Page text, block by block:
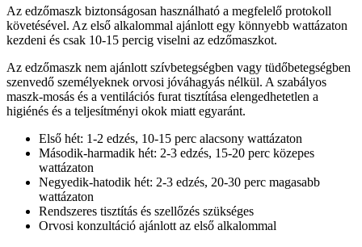
Az edzőmaszk biztonságosan használható a megfelelő protokoll
követésével. Az első alkalommal ajánlott egy könnyebb wattázaton
kezdeni és csak 10-15 percig viselni az edzőmaszkot.
Az edzőmaszk nem ajánlott szívbetegségben vagy tüdőbetegségben
szenvedő személyeknek orvosi jóváhagyás nélkül. A szabályos
maszk-mosás és a ventilációs furat tisztítása elengedhetetlen a
higiénés és a teljesítményi okok miatt egyaránt.
Első hét: 1-2 edzés, 10-15 perc alacsony wattázaton
Második-harmadik hét: 2-3 edzés, 15-20 perc közepes
wattázaton
Negyedik-hatodik hét: 2-3 edzés, 20-30 perc magasabb
wattázaton
Rendszeres tisztítás és szellőzés szükséges
Orvosi konzultáció ajánlott az első alkalommal